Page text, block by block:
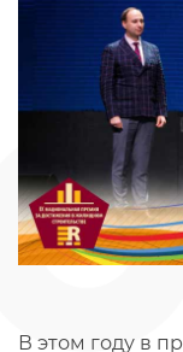
В этом году в